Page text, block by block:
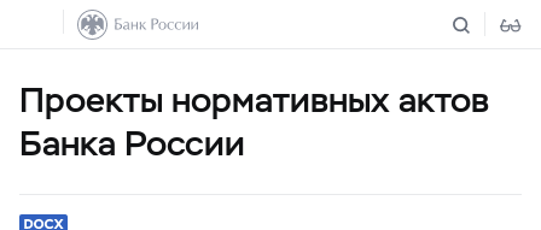
Проекты нормативных актов
Банка России